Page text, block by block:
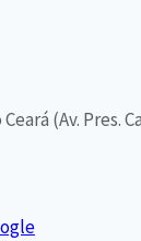
(Av. Pres.